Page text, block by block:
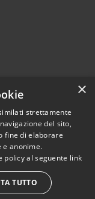
Copyright © 2024 •
diGrottaminarda
byMunicipium
•Redazione
×
strettamente
del sito,
fine di elaborare
e anonime.
policy al seguente link
TUTTO